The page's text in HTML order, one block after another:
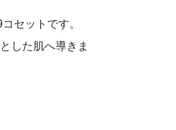
セットです。
した肌へ導きま